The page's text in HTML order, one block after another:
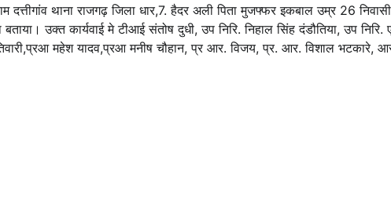
दत्तीगांव थाना राजगढ़ जिला धार,7. हैदर अली पिता मुजफ्फर इकबाल उम्र 26
उक्त कार्यवाई मे टीआई संतोष दुधी, उप निरि. निहाल सिंह दंडौतिया, उप
महेश यादव,प्रआ मनीष चौहान, प्र आर. विजय, प्र. आर. विशाल भटकारे,